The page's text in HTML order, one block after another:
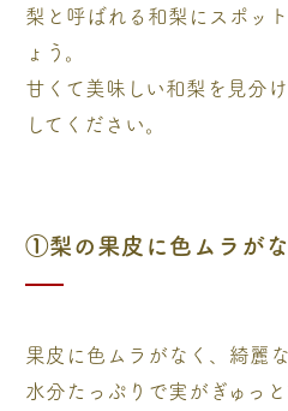
梨と呼ばれる和梨にスポッ
ょう。
甘くて美味しい和梨を見分
してください。
①梨の果皮に色ムラが
果皮に色ムラがなく、綺麗
水分たっぷりで実がぎゅっと